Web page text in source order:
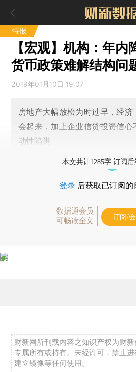
特报
【宏观】机构：年内
货币政策难解结构问
2019年01月10日 19:07
房地产大幅放松为时过早，经
会起来，加上企业信贷投资信
动性陷阱
本文共计1285字 订阅
登录 后获取已订阅的
数据通会员
可畅读全文
订阅/
财新网所刊载内容之知识产权为财
专属所有或持有。未经许可，禁止
建立镜像等任何使用。